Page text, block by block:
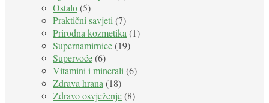
Ostalo(5)
Praktični savjeti (7)
Prirodna kozmetika (1)
Supernamirnice(19)
Supervoće(6)
Vitamini i minerali (6)
Zdrava hrana (18)
Zdravo osvježenje(8)